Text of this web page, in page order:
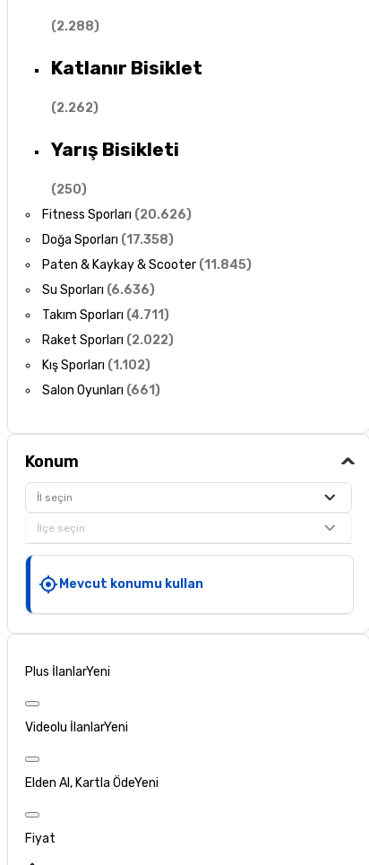
(2.288)
Katlanır Bisiklet
(2.262)
Yarış Bisikleti
(250)
Fitness Sporları (20.626)
Doğa Sporları (17.358)
Paten & Kaykay & Scooter (11.845)
Su Sporları (6.636)
Takım Sporları (4.711)
Raket Sporları (2.022)
Kış Sporları (1.102)
Salon Oyunları (661)
Konum
İl seçin
İlçe seçin
Mevcut konumu kullan
Plus İlanlarYeni
Videolu İlanlarYeni
Elden Al, Kartla ÖdeYeni
Fiyat